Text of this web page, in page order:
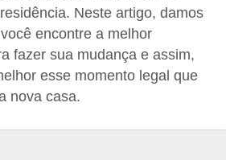
Neste artigo, damos
encontre a melhor
fazer sua mudança e assim,
esse momento legal que
nova casa.